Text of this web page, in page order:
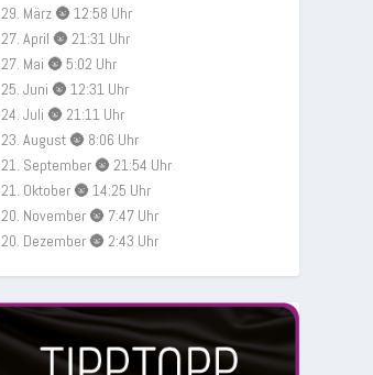
29. März 🌚 12:58 Uhr
27. April 🌚 21:31 Uhr
27. Mai 🌚 5:02 Uhr
25. Juni 🌚 12:31 Uhr
24. Juli 🌚 21:11 Uhr
23. August 🌚 8:06 Uhr
21. September 🌚 21:54 Uhr
21. Oktober 🌚 14:25 Uhr
20. November 🌚 7:47 Uhr
20. Dezember 🌚 2:43 Uhr